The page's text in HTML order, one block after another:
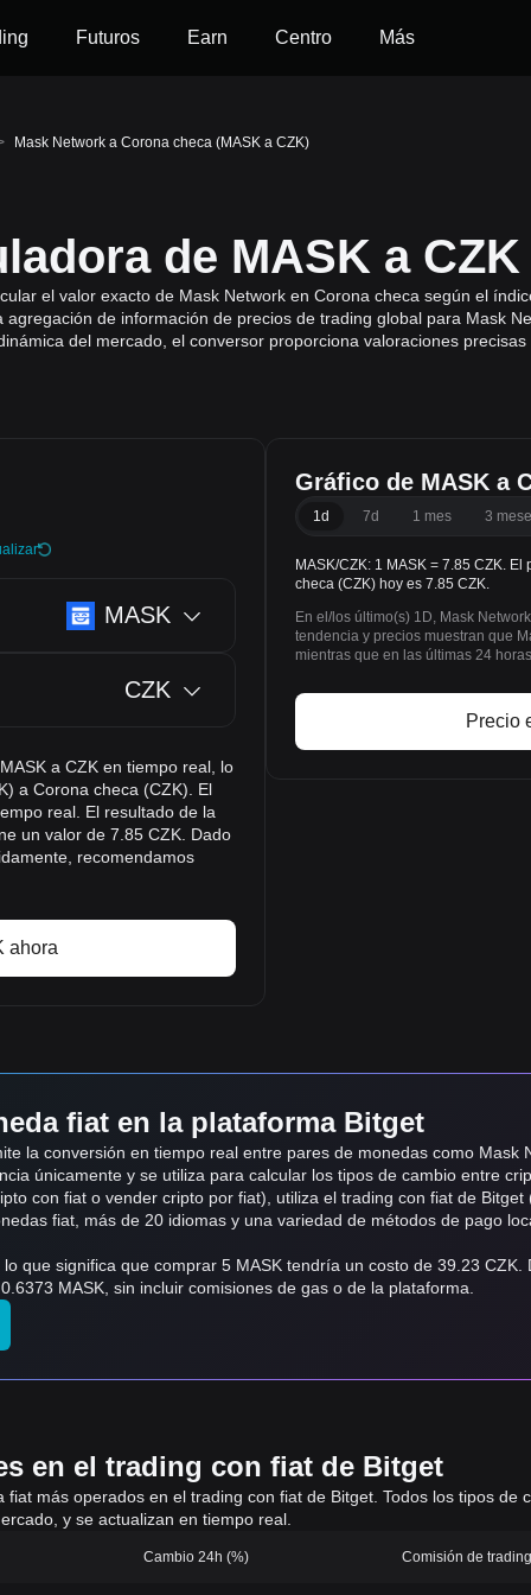
Futuros Earn Centro Más
Mask Network a Corona checa (MASK a CZK)
de MASK a CZK
el valor exacto de Mask Network en Corona checa según el
de información de precios de trading global para Mask
del mercado, el conversor proporciona valoraciones
MASK
CZK
a CZK en tiempo real, lo
a Corona checa (CZK). El
real. El resultado de la
un valor de 7.85 CZK. Dado
recomendamos
ahora
Gráfico de MASK a
1d 7d 1 mes 3
MASK/CZK: 1 MASK = 7.85 CZK.
checa (CZK) hoy es 7.85 CZK.
En el/los último(s) 1D, Mask
tendencia y precios muestran que
mientras que en las últimas 24
Precio
fiat en la plataforma Bitget
la conversión en tiempo real entre pares de monedas como Mask
únicamente y se utiliza para calcular los tipos de cambio entre
con fiat o vender cripto por fiat), utiliza el trading con fiat de Bitget
fiat, más de 20 idiomas y una variedad de métodos de pago
que significa que comprar 5 MASK tendría un costo de 39.23
MASK, sin incluir comisiones de gas o de la plataforma.
en el trading con fiat de Bitget
más operados en el trading con fiat de Bitget. Todos los tipos
y se actualizan en tiempo real.
Cambio 24h (%) Comisión de